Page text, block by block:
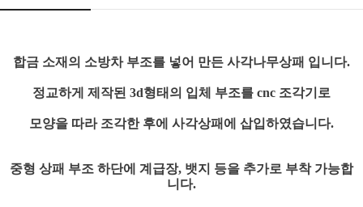
합금 소재의 소방차 부조를 넣어 만든 사각나무상패 입니다.
정교하게 제작된 3d형태의 입체 부조를 cnc 조각기로
모양을 따라 조각한 후에 사각상패에 삽입하였습니다.
중형 상패 부조 하단에 계급장, 뱃지 등을 추가로 부착 가능합
니다.